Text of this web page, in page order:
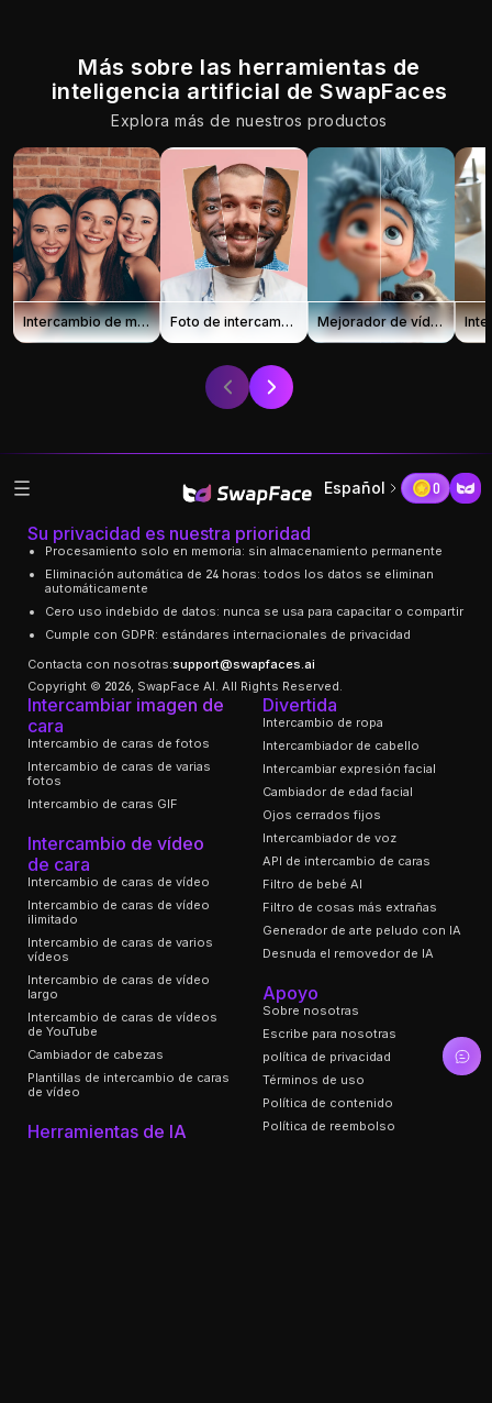
Más sobre las herramientas de
inteligencia artificial de SwapFaces
Explora más de nuestros productos
Intercambio de múltiples caras Foto de intercambio de cara Mejorador de vídeo con IA
Español 0
Su privacidad es nuestra prioridad
Procesamiento solo en memoria: sin almacenamiento permanente
Eliminación automática de 24 horas: todos los datos se eliminan
automáticamente
Cero uso indebido de datos: nunca se usa para capacitar o compartir
Cumple con GDPR: estándares internacionales de privacidad
Contacta con nosotras:support@swapfaces.ai
Copyright © 2026, SwapFace AI. All Rights Reserved.
Intercambiar imagen de
cara
Intercambio de caras de fotos
Intercambio de caras de varias
fotos
Intercambio de caras GIF
Intercambio de vídeo
de cara
Intercambio de caras de vídeo
Intercambio de caras de vídeo
ilimitado
Intercambio de caras de varios
vídeos
Intercambio de caras de vídeo
largo
Intercambio de caras de vídeos
de YouTube
Cambiador de cabezas
Plantillas de intercambio de caras
de vídeo
Herramientas de IA
Divertida
Intercambio de ropa
Intercambiador de cabello
Intercambiar expresión facial
Cambiador de edad facial
Ojos cerrados fijos
Intercambiador de voz
API de intercambio de caras
Filtro de bebé AI
Filtro de cosas más extrañas
Generador de arte peludo con IA
Desnuda el removedor de IA
Apoyo
Sobre nosotras
Escribe para nosotras
política de privacidad
Términos de uso
Política de contenido
Política de reembolso